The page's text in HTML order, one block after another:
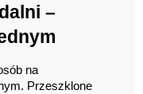
–
na
Przeszklone